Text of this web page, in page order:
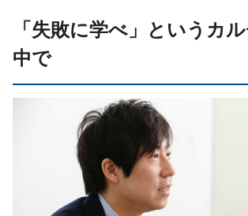
「失敗に学べ」というカ
中で